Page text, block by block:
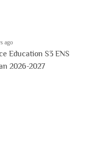
ago
Education S3 ENS
2026-2027